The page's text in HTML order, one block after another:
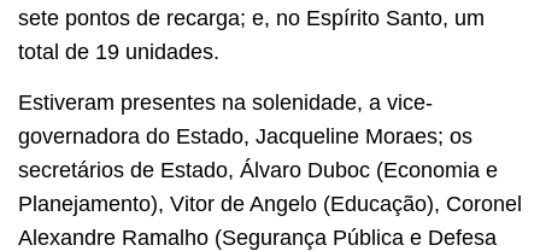
sete pontos de recarga; e, no Espírito Santo, um
total de 19 unidades.
Estiveram presentes na solenidade, a vice-
governadora do Estado, Jacqueline Moraes; os
secretários de Estado, Álvaro Duboc (Economia e
Planejamento), Vitor de Angelo (Educação), Coronel
Alexandre Ramalho (Segurança Pública e Defesa